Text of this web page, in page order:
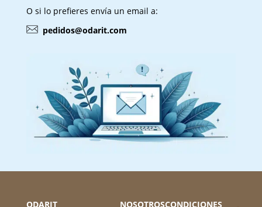
O si lo prefieres envía un email a:
pedidos@odarit.com
ODARIT NOSOTROSCONDICIONES